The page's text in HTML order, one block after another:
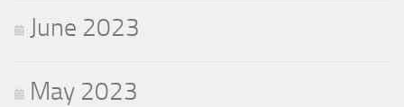
June 2023
May 2023